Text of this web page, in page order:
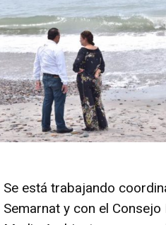
Se está trabajando
Semarnat y con el Consejo